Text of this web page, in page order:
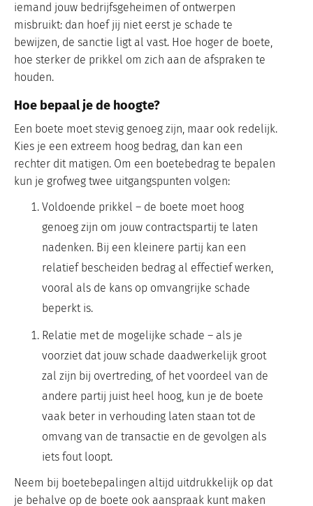
iemand jouw bedrijfsgeheimen of ontwerpen
misbruikt: dan hoef jij niet eerst je schade te
bewijzen, de sanctie ligt al vast. Hoe hoger de boete,
hoe sterker de prikkel om zich aan de afspraken te
houden.
Hoe bepaal je de hoogte?
Een boete moet stevig genoeg zijn, maar ook redelijk.
Kies je een extreem hoog bedrag, dan kan een
rechter dit matigen. Om een boetebedrag te bepalen
kun je grofweg twee uitgangspunten volgen:
Voldoende prikkel – de boete moet hoog
genoeg zijn om jouw contractspartij te laten
nadenken. Bij een kleinere partij kan een
relatief bescheiden bedrag al effectief werken,
vooral als de kans op omvangrijke schade
beperkt is.
Relatie met de mogelijke schade – als je
voorziet dat jouw schade daadwerkelijk groot
zal zijn bij overtreding, of het voordeel van de
andere partij juist heel hoog, kun je de boete
vaak beter in verhouding laten staan tot de
omvang van de transactie en de gevolgen als
iets fout loopt.
Neem bij boetebepalingen altijd uitdrukkelijk op dat
je behalve op de boete ook aanspraak kunt maken